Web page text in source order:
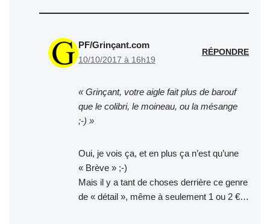
PF/Grinçant.com
10/10/2017 à 16h19
RÉPONDRE
« Grinçant, votre aigle fait plus de barouf
que le colibri, le moineau, ou la mésange
;-) »
Oui, je vois ça, et en plus ça n’est qu’une
« Brève » ;-)
Mais il y a tant de choses derrière ce genre
de « détail », même à seulement 1 ou 2 €…